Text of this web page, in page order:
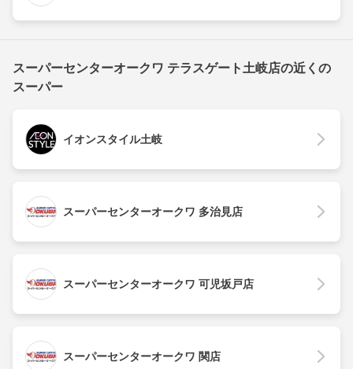
スーパーセンターオークワ テラスゲート土岐店の近くの
スーパー
イオンスタイル土岐
スーパーセンターオークワ 多治見店
スーパーセンターオークワ 可児坂戸店
スーパーセンターオークワ 関店